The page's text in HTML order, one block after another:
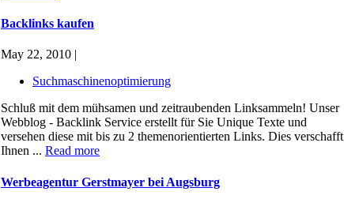
Backlinks kaufen
May 22, 2010 |
Suchmaschinenoptimierung
Schluß mit dem mühsamen und zeitraubenden Linksammeln! Unser
Webblog - Backlink Service erstellt für Sie Unique Texte und
versehen diese mit bis zu 2 themenorientierten Links. Dies verschafft
Ihnen ... Read more
Werbeagentur Gerstmayer bei Augsburg